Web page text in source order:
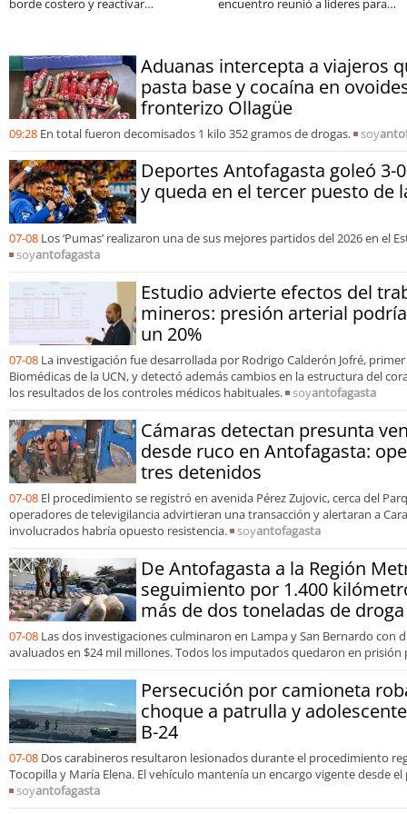
al SAE
apoyado por Minera El Abra
Aduanas intercepta a viajeros
pasta base y cocaína en
fronterizo Ollagüe
09:28 En total fueron decomisados 1 kilo 352 gramos de drogas. soy
Deportes Antofagasta goleó 3-
y queda en el tercer puesto de
07-08 Los ‘Pumas’ realizaron una de sus mejores partidos del 2026 en el
soyantofagasta
Estudio advierte efectos del
mineros: presión arterial
un 20%
07-08 La investigación fue desarrollada por Rodrigo Calderón Jofré,
Biomédicas de la UCN, y detectó además cambios en la estructura del
los resultados de los controles médicos habituales.
soyantofagasta
Cámaras detectan presunta
desde ruco en Antofagasta:
tres detenidos
07-08 El procedimiento se registró en avenida Pérez Zujovic, cerca del
operadores de televigilancia advirtieran una transacción y alertaran a
involucrados habría opuesto resistencia.
soyantofagasta
De Antofagasta a la Región
seguimiento por 1.400
más de dos toneladas de
07-08 Las dos investigaciones culminaron en Lampa y San Bernardo con
avaluados en $24 mil millones. Todos los imputados quedaron en prisión
Persecución por camioneta
choque a patrulla y
B-24
07-08 Dos carabineros resultaron lesionados durante el procedimiento
Tocopilla y María Elena. El vehículo mantenía un encargo vigente desde
soyantofagasta